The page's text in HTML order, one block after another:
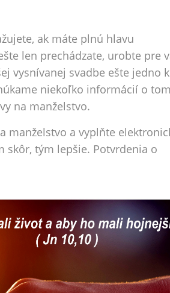
ak máte plnú hlavu
len prechádzate, urobte pre
vysnívanej svadbe ešte jedno
niekoľko informácií o
na manželstvo.
manželstvo a vyplňte
skôr, tým lepšie. Potvrdenia o